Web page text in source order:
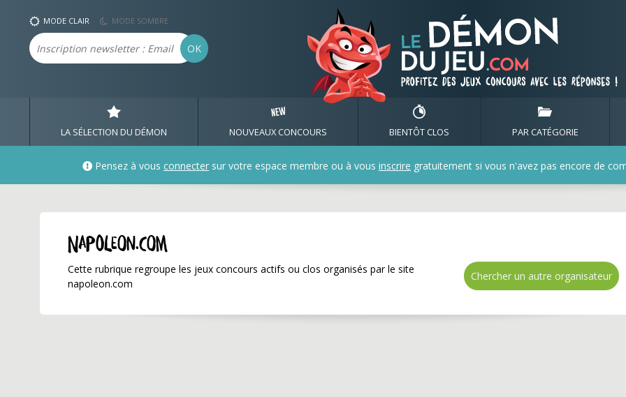
napoleon.com ✅ Gagnez de nombreux cadeaux
MODE CLAIR MODE SOMBRE
Email OK
LA SÉLECTION DU DÉMON NOUVEAUX CONCOURS BIENTÔT CLOS PAR CATÉGORIE
Pensez à vous connecter sur votre espace membre ou à vous inscrire gratuitement si vous n'avez pas encore de
napoleon.com
Cette rubrique regroupe les jeux concours actifs ou clos organisés par le site
napoleon.com
Chercher un autre organisateur